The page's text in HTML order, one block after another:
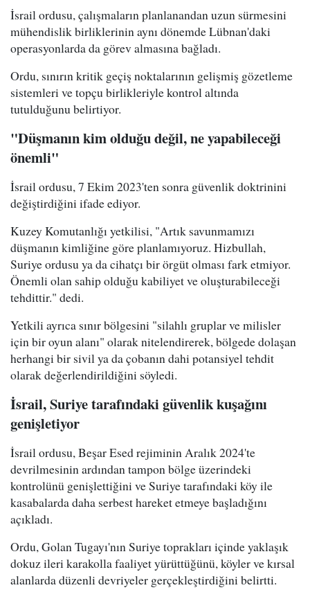
İsrail ordusu, çalışmaların planlanandan uzun sürmesini
mühendislik birliklerinin aynı dönemde Lübnan'daki
operasyonlarda da görev almasına bağladı.
Ordu, sınırın kritik geçiş noktalarının gelişmiş gözetleme
sistemleri ve topçu birlikleriyle kontrol altında
tutulduğunu belirtiyor.
"Düşmanın kim olduğu değil, ne yapabileceği
önemli"
İsrail ordusu, 7 Ekim 2023'ten sonra güvenlik doktrinini
değiştirdiğini ifade ediyor.
Kuzey Komutanlığı yetkilisi, "Artık savunmamızı
düşmanın kimliğine göre planlamıyoruz. Hizbullah,
Suriye ordusu ya da cihatçı bir örgüt olması fark etmiyor.
Önemli olan sahip olduğu kabiliyet ve oluşturabileceği
tehdittir." dedi.
Yetkili ayrıca sınır bölgesini "silahlı gruplar ve milisler
için bir oyun alanı" olarak nitelendirerek, bölgede dolaşan
herhangi bir sivil ya da çobanın dahi potansiyel tehdit
olarak değerlendirildiğini söyledi.
İsrail, Suriye tarafındaki güvenlik kuşağını
genişletiyor
İsrail ordusu, Beşar Esed rejiminin Aralık 2024'te
devrilmesinin ardından tampon bölge üzerindeki
kontrolünü genişlettiğini ve Suriye tarafındaki köy ile
kasabalarda daha serbest hareket etmeye başladığını
açıkladı.
Ordu, Golan Tugayı'nın Suriye toprakları içinde yaklaşık
dokuz ileri karakolla faaliyet yürüttüğünü, köyler ve kırsal
alanlarda düzenli devriyeler gerçekleştirdiğini belirtti.